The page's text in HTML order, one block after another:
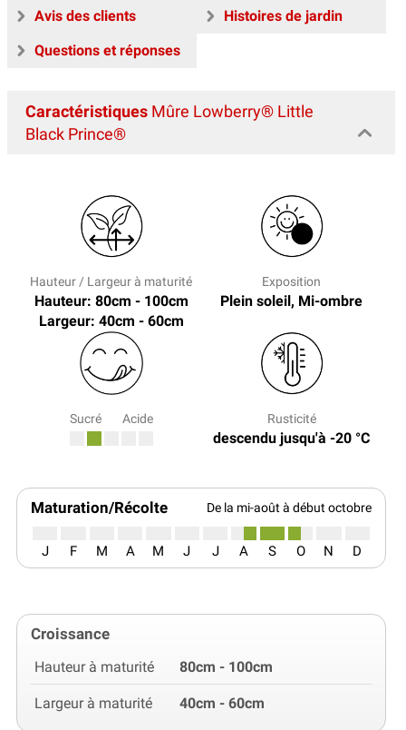
Avis des clients
Histoires de jardin
Questions et réponses
Caractéristiques Mûre Lowberry® Little
Black Prince®
Hauteur / Largeur à maturité
Hauteur: 80cm - 100cm
Largeur: 40cm - 60cm
Exposition
Plein soleil, Mi-ombre
Sucré Acide Rusticité
descendu jusqu'à -20 °C
Maturation/Récolte De la mi-août à début octobre
J F M A M J J A S O N D
Croissance
Hauteur à maturité 80cm - 100cm
Largeur à maturité 40cm - 60cm